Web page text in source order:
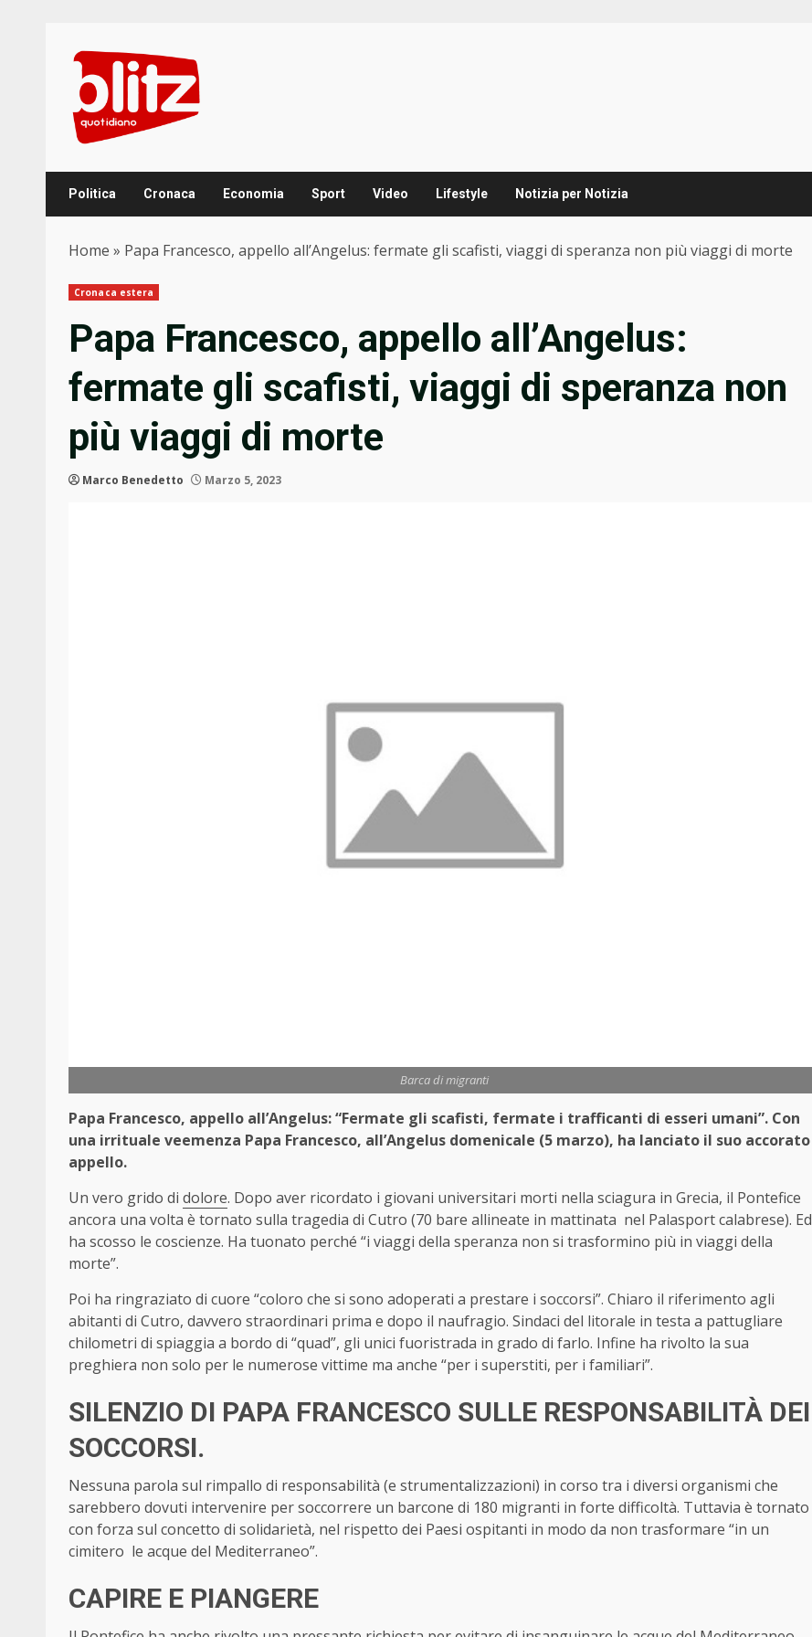
content
Politica Cronaca Economia Sport Video Lifestyle Notizia per Notizia
Home » Papa Francesco, appello all’Angelus: fermate gli scafisti, viaggi di speranza non più viaggi di morte
Cronaca estera
Papa Francesco, appello all’Angelus:
fermate gli scafisti, viaggi di speranza non
più viaggi di morte
Marco Benedetto Marzo 5, 2023
Barca di migranti
Papa Francesco, appello all’Angelus: “Fermate gli scafisti, fermate i trafficanti di esseri umani”. Con
una irrituale veemenza Papa Francesco, all’Angelus domenicale (5 marzo), ha lanciato il suo accorato
appello.
Un vero grido di dolore. Dopo aver ricordato i giovani universitari morti nella sciagura in Grecia, il Pontefice
ancora una volta è tornato sulla tragedia di Cutro (70 bare allineate in mattinata nel Palasport calabrese). Ed
ha scosso le coscienze. Ha tuonato perché “i viaggi della speranza non si trasformino più in viaggi della
morte”.
Poi ha ringraziato di cuore “coloro che si sono adoperati a prestare i soccorsi”. Chiaro il riferimento agli
abitanti di Cutro, davvero straordinari prima e dopo il naufragio. Sindaci del litorale in testa a pattugliare
chilometri di spiaggia a bordo di “quad”, gli unici fuoristrada in grado di farlo. Infine ha rivolto la sua
preghiera non solo per le numerose vittime ma anche “per i superstiti, per i familiari”.
SILENZIO DI PAPA FRANCESCO SULLE RESPONSABILITÀ DEI
SOCCORSI.
Nessuna parola sul rimpallo di responsabilità (e strumentalizzazioni) in corso tra i diversi organismi che
sarebbero dovuti intervenire per soccorrere un barcone di 180 migranti in forte difficoltà. Tuttavia è tornato
con forza sul concetto di solidarietà, nel rispetto dei Paesi ospitanti in modo da non trasformare “in un
cimitero le acque del Mediterraneo”.
CAPIRE E PIANGERE